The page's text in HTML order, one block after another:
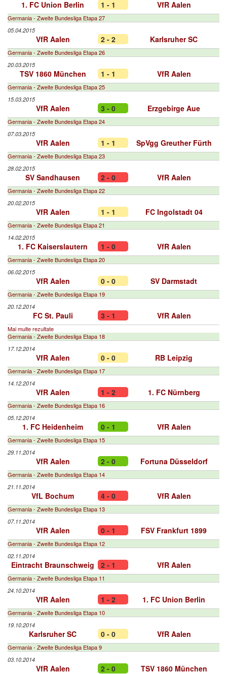
1. FC Union Berlin 1 - 1 VfR Aalen
Germania - Zweite Bundesliga Etapa 27
05.04.2015
VfR Aalen 2 - 2 Karlsruher SC
Germania - Zweite Bundesliga Etapa 26
20.03.2015
TSV 1860 München 1 - 1 VfR Aalen
Germania - Zweite Bundesliga Etapa 25
15.03.2015
VfR Aalen 3 - 0 Erzgebirge Aue
Germania - Zweite Bundesliga Etapa 24
07.03.2015
VfR Aalen 1 - 1 SpVgg Greuther Fürth
Germania - Zweite Bundesliga Etapa 23
28.02.2015
SV Sandhausen 2 - 0 VfR Aalen
Germania - Zweite Bundesliga Etapa 22
20.02.2015
VfR Aalen 1 - 1 FC Ingolstadt 04
Germania - Zweite Bundesliga Etapa 21
14.02.2015
1. FC Kaiserslautern 1 - 0 VfR Aalen
Germania - Zweite Bundesliga Etapa 20
06.02.2015
VfR Aalen 0 - 0 SV Darmstadt
Germania - Zweite Bundesliga Etapa 19
20.12.2014
FC St. Pauli 3 - 1 VfR Aalen
Mai multe rezultate
Germania - Zweite Bundesliga Etapa 18
17.12.2014
VfR Aalen 0 - 0 RB Leipzig
Germania - Zweite Bundesliga Etapa 17
14.12.2014
VfR Aalen 1 - 2 1. FC Nürnberg
Germania - Zweite Bundesliga Etapa 16
05.12.2014
1. FC Heidenheim 0 - 1 VfR Aalen
Germania - Zweite Bundesliga Etapa 15
29.11.2014
VfR Aalen 2 - 0 Fortuna Düsseldorf
Germania - Zweite Bundesliga Etapa 14
21.11.2014
VfL Bochum 4 - 0 VfR Aalen
Germania - Zweite Bundesliga Etapa 13
07.11.2014
VfR Aalen 0 - 1 FSV Frankfurt 1899
Germania - Zweite Bundesliga Etapa 12
02.11.2014
Eintracht Braunschweig 2 - 1 VfR Aalen
Germania - Zweite Bundesliga Etapa 11
24.10.2014
VfR Aalen 1 - 2 1. FC Union Berlin
Germania - Zweite Bundesliga Etapa 10
19.10.2014
Karlsruher SC 0 - 0 VfR Aalen
Germania - Zweite Bundesliga Etapa 9
03.10.2014
VfR Aalen 2 - 0 TSV 1860 München